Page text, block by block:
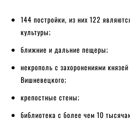
144 постройки, из них 122
культуры;
ближние и дальние пещеры;
некрополь с захоронениями
Вишневецкого;
крепостные стены;
библиотека с более чем 10